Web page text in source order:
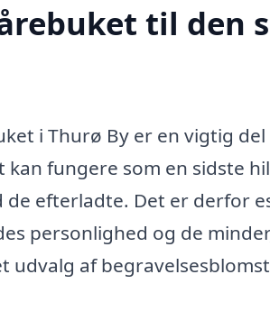
til den
i Thurø By er en vigtig
kan fungere som en sidste
de efterladte. Det er derfor
personlighed og de
udvalg af